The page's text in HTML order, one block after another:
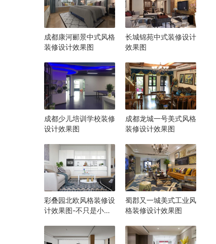
成都康河郦景中式风格
装修设计效果图
长城锦苑中式装修设计
效果图
成都少儿培训学校装修
设计效果图
成都龙城一号美式风格
装修设计效果图
彩叠园北欧风格装修设
计效果图-不只是小清
蜀郡又一城美式工业风
格装修设计效果图